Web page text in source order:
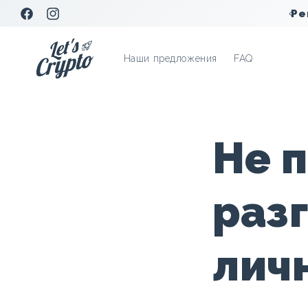
кFacebookInstagram
Наши предложения FAQ
Не